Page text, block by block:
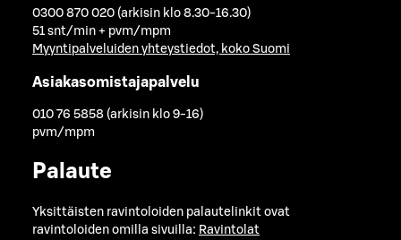
0300 870 020 (arkisin klo 8.30-16.30)
51 snt/min + pvm/mpm
Myyntipalveluiden yhteystiedot, koko Suomi
Asiakasomistajapalvelu
010 76 5858 (arkisin klo 9-16)
pvm/mpm
Palaute
Yksittäisten ravintoloiden palautelinkit ovat
ravintoloiden omilla sivuilla: Ravintolat